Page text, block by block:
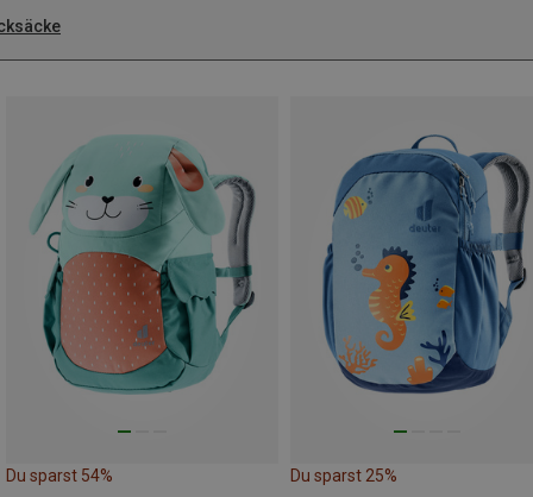
Du sparst 54% Du sparst 25%